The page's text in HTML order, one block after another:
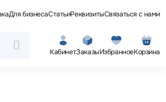
Для бизнесаСтатьиРеквизитыСвязаться с нами
КабинетЗаказыИзбранноеКорзина